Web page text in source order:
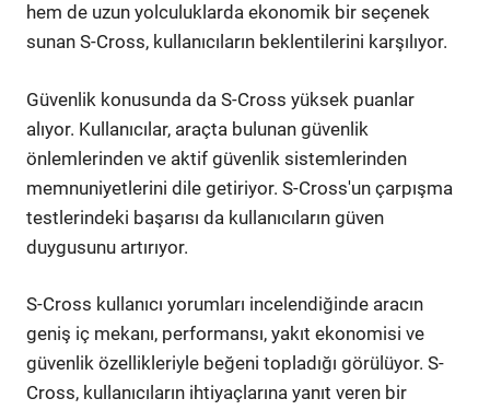
hem de uzun yolculuklarda ekonomik bir seçenek
sunan S-Cross, kullanıcıların beklentilerini karşılıyor.
Güvenlik konusunda da S-Cross yüksek puanlar
alıyor. Kullanıcılar, araçta bulunan güvenlik
önlemlerinden ve aktif güvenlik sistemlerinden
memnuniyetlerini dile getiriyor. S-Cross'un çarpışma
testlerindeki başarısı da kullanıcıların güven
duygusunu artırıyor.
S-Cross kullanıcı yorumları incelendiğinde aracın
geniş iç mekanı, performansı, yakıt ekonomisi ve
güvenlik özellikleriyle beğeni topladığı görülüyor. S-
Cross, kullanıcıların ihtiyaçlarına yanıt veren bir